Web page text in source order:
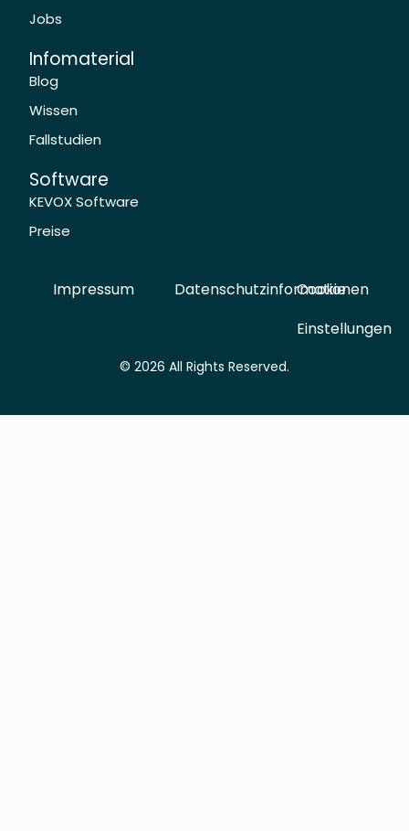
Jobs
Infomaterial
Blog
Wissen
Fallstudien
Software
KEVOX Software
Preise
Impressum Datenschutzinformationen
Cookie
Einstellungen
© 2026 All Rights Reserved.